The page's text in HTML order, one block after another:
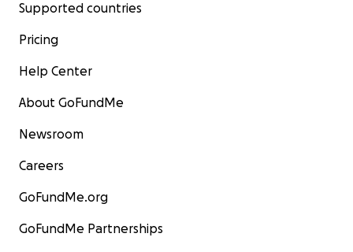
Supported countries
Pricing
Help Center
About GoFundMe
Newsroom
Careers
GoFundMe.org
GoFundMe Partnerships